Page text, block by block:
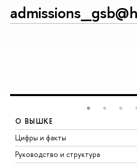
О ВЫШКЕ
Цифры и факты
Руководство и структура